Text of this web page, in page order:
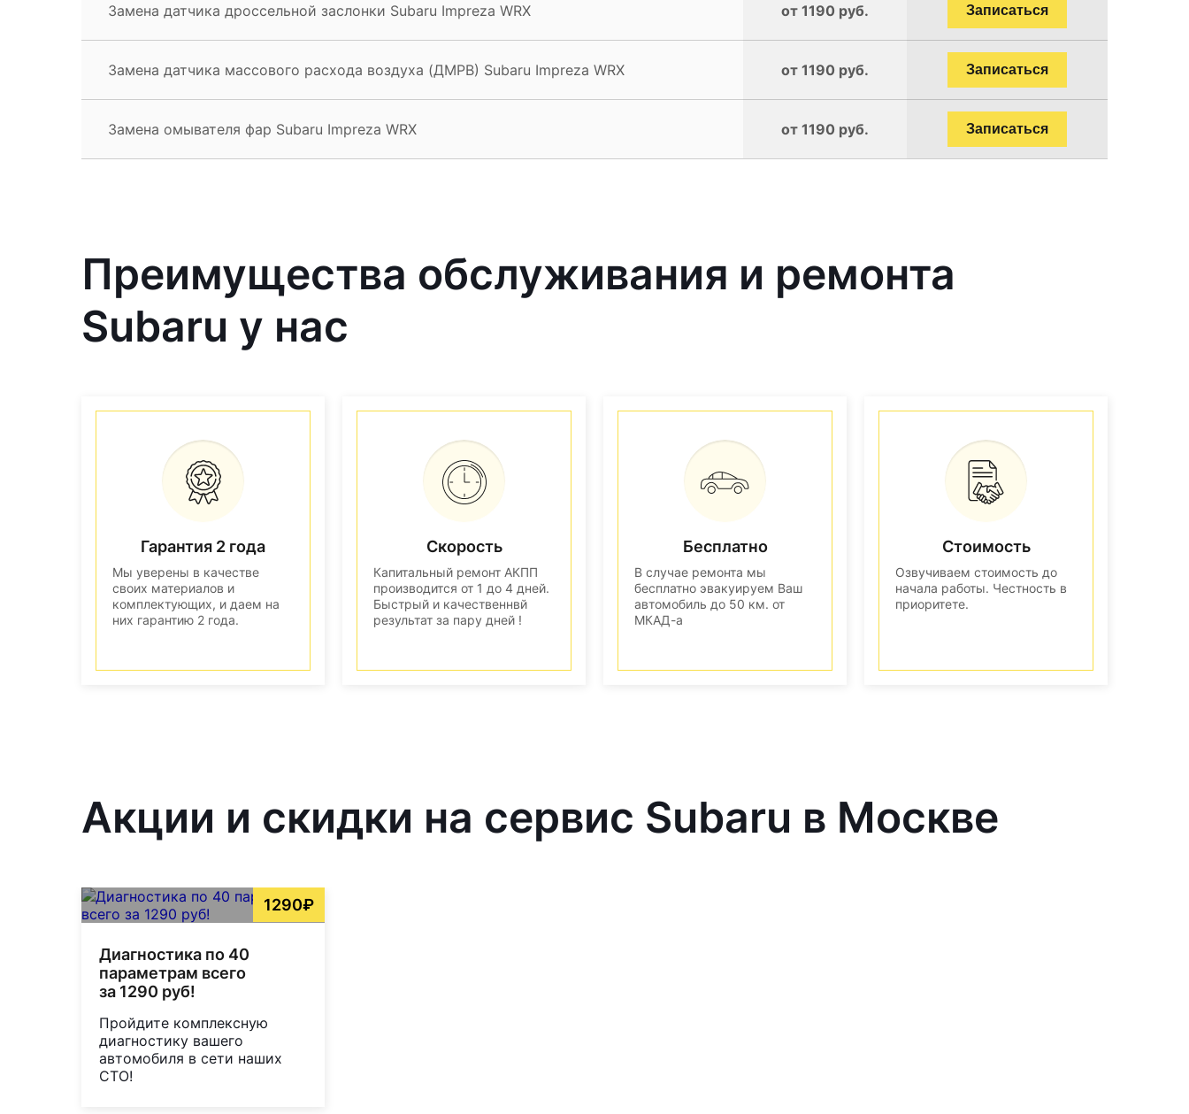
Замена датчика дроссельной заслонки Subaru Impreza WRX от 1190 руб. Записаться
Замена датчика массового расхода воздуха (ДМРВ) Subaru Impreza WRX от 1190 руб. Записаться
Замена омывателя фар Subaru Impreza WRX от 1190 руб. Записаться
Преимущества обслуживания и ремонта
Subaru у нас
Гарантия 2 года
Мы уверены в качестве
своих материалов и
комплектующих, и даем на
них гарантию 2 года.
Скорость
Капитальный ремонт АКПП
производится от 1 до 4 дней.
Быстрый и качественнвй
результат за пару дней !
Бесплатно
В случае ремонта мы
бесплатно эвакуируем Ваш
автомобиль до 50 км. от
МКАД-а
Стоимость
Озвучиваем стоимость до
начала работы. Честность в
приоритете.
Акции и скидки на сервис Subaru в Москве
1290₽
Диагностика по 40
параметрам всего
за 1290 руб!
Пройдите комплексную
диагностику вашего
автомобиля в сети наших
СТО!